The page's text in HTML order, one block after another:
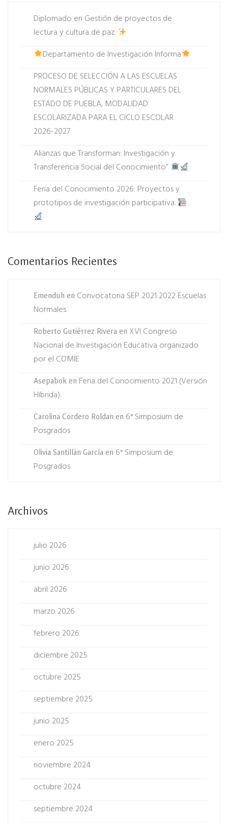
Diplomado en Gestión de proyectos de
lectura y cultura de paz.
Departamento de Investigación Informa
PROCESO DE SELECCIÓN A LAS ESCUELAS
NORMALES PÚBLICAS Y PARTICULARES DEL
ESTADO DE PUEBLA, MODALIDAD
ESCOLARIZADA PARA EL CICLO ESCOLAR
2026-2027
Alianzas que Transforman: Investigación y
Transferencia Social del Conocimiento”
Feria del Conocimiento 2026: Proyectos y
prototipos de investigación participativa.
Comentarios Recientes
Emenduh en Convocatoria SEP 2021 2022 Escuelas
Normales
Roberto Gutiérrez Rivera en XVI Congreso
Nacional de Investigación Educativa organizado
por el COMIE
Asepabok en Feria del Conocimiento 2021 (Versión
Híbrida).
Carolina Cordero Roldan en 6° Simposium de
Posgrados
Olivia Santillán García en 6° Simposium de
Posgrados
Archivos
julio 2026
junio 2026
abril 2026
marzo 2026
febrero 2026
diciembre 2025
octubre 2025
septiembre 2025
junio 2025
enero 2025
noviembre 2024
octubre 2024
septiembre 2024